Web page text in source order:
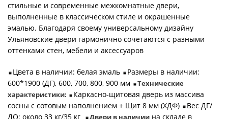
стильные и современные межкомнатные двери,
выполненные в классическом стиле и окрашенные
эмалью. Благодаря своему универсальному дизайну
Ульяновские двери гармонично сочетаются с разными
оттенками стен, мебели и аксессуаров
Цвета в наличии: белая эмаль
Размеры в наличии:
600*1900 (ДГ), 600, 700, 800, 900 мм
Технические
характеристики:
Каркасно-щитовая дверь из массива
сосны с сотовым наполнением + Щит 8 мм (ХДФ)
Вес ДГ/
ДО: около 33 кг/35 кг
на складе в